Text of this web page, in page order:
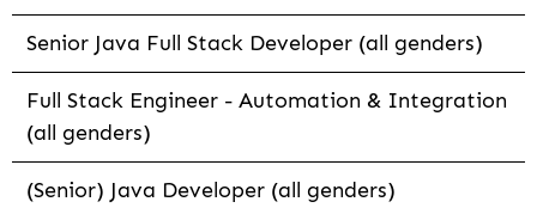
Senior Java Full Stack Developer (all genders)
Full Stack Engineer - Automation & Integration
(all genders)
(Senior) Java Developer (all genders)